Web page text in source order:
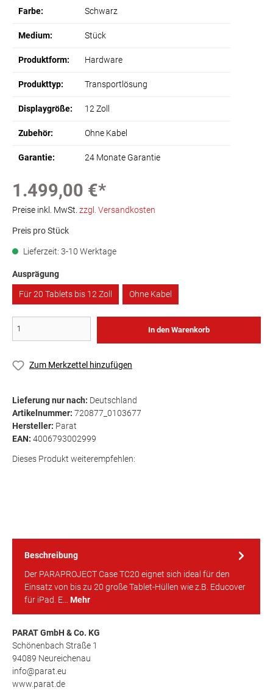
Farbe: Schwarz
Medium: Stück
Produktform: Hardware
Produkttyp: Transportlösung
Displaygröße: 12 Zoll
Zubehör: Ohne Kabel
Garantie: 24 Monate Garantie
1.499,00 €*
Preise inkl. MwSt. zzgl. Versandkosten
Preis pro Stück
Lieferzeit: 3-10 Werktage
Ausprägung
Für 20 Tablets bis 12 Zoll
Ohne Kabel
In den Warenkorb
Zum Merkzettel hinzufügen
Lieferung nur nach: Deutschland
Artikelnummer: 720877_0103677
Hersteller: Parat
EAN: 4006793002999
Dieses Produkt weiterempfehlen:
Beschreibung
Der PARAPROJECT Case TC20 eignet sich ideal für den
Einsatz von bis zu 20 große Tablet-Hüllen wie z.B. Educover
für iPad. E… Mehr
PARAT GmbH & Co. KG
Schönenbach Straße 1
94089 Neureichenau
info@parat.eu
www.parat.de